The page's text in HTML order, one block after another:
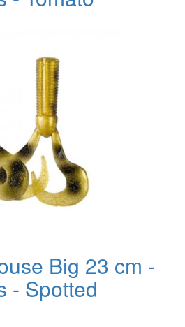
Big 23 cm -
- Spotted